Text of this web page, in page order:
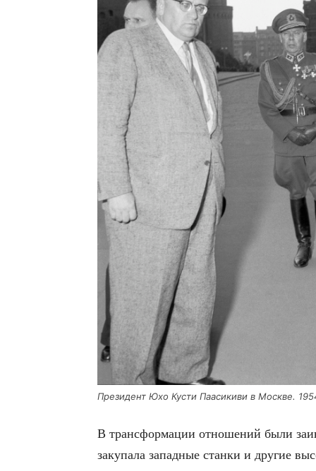
Пре­зи­дент Юхо Кусти Паа­си­ки­ви в Москве.
В транс­фор­ма­ции отно­ше­ний были
заку­па­ла запад­ные стан­ки и дру­гие